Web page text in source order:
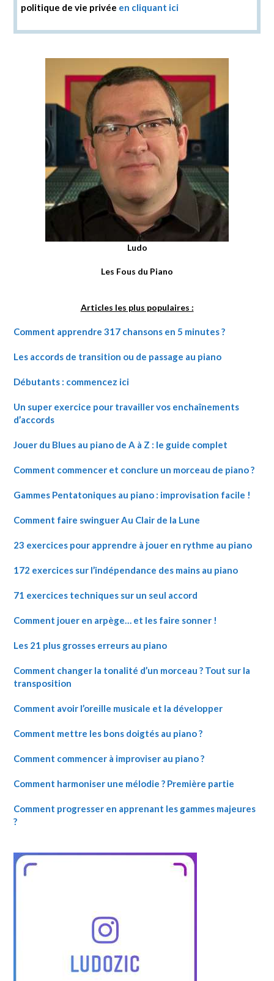
politique de vie privée en cliquant ici
Ludo
Les Fous du Piano
Articles les plus populaires :
Comment apprendre 317 chansons en 5 minutes ?
Les accords de transition ou de passage au piano
Débutants : commencez ici
Un super exercice pour travailler vos enchaînements
d’accords
Jouer du Blues au piano de A à Z : le guide complet
Comment commencer et conclure un morceau de piano ?
Gammes Pentatoniques au piano : improvisation facile !
Comment faire swinguer Au Clair de la Lune
23 exercices pour apprendre à jouer en rythme au piano
172 exercices sur l’indépendance des mains au piano
71 exercices techniques sur un seul accord
Comment jouer en arpège… et les faire sonner !
Les 21 plus grosses erreurs au piano
Comment changer la tonalité d’un morceau ? Tout sur la
transposition
Comment avoir l’oreille musicale et la développer
Comment mettre les bons doigtés au piano ?
Comment commencer à improviser au piano ?
Comment harmoniser une mélodie ? Première partie
Comment progresser en apprenant les gammes majeures
?